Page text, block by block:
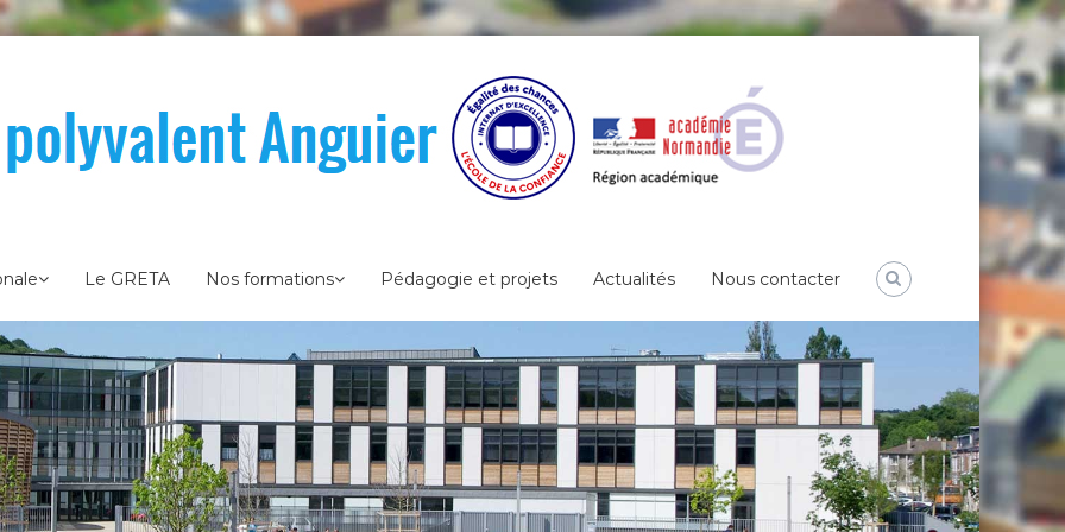
Le GRETA Nos formations Pédagogie et projets Actualités Nous contacter